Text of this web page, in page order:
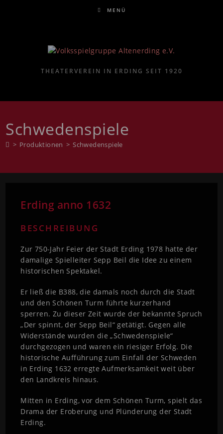
MENÜ
THEATERVEREIN IN ERDING SEIT 1920
Schwedenspiele
> Produktionen > Schwedenspiele
Erding anno 1632
BESCHREIBUNG
Zur 750-Jahr Feier der Stadt Erding 1978 hatte der
damalige Spielleiter Sepp Beil die Idee zu einem
historischen Spektakel.
Er ließ die B388, die damals noch durch die Stadt
und den Schönen Turm führte kurzerhand
sperren. Zu dieser Zeit wurde der bekannte Spruch
„Der spinnt, der Sepp Beil“ getätigt. Gegen alle
Widerstände wurden die „Schwedenspiele“
durchgezogen und waren ein riesiger Erfolg. Die
historische Aufführung zum Einfall der Schweden
in Erding 1632 erregte Aufmerksamkeit weit über
den Landkreis hinaus.
Mitten in Erding, vor dem Schönen Turm, spielt das
Drama der Eroberung und Plünderung der Stadt
Erding.